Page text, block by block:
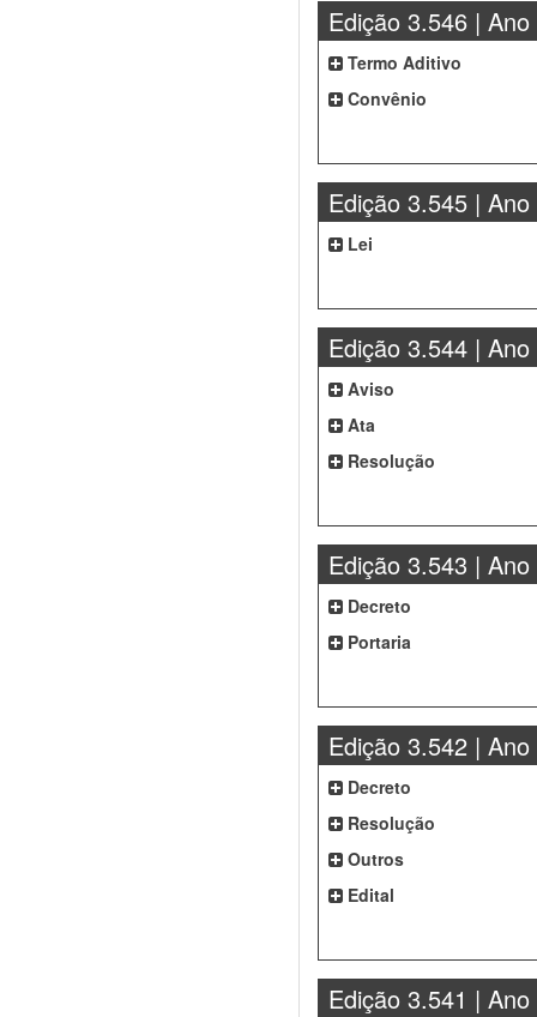
Edição 3.546 | Ano
Termo Aditivo
Convênio
Edição 3.545 | Ano
Lei
Edição 3.544 | Ano
Aviso
Ata
Resolução
Edição 3.543 | Ano
Decreto
Portaria
Edição 3.542 | Ano
Decreto
Resolução
Outros
Edital
Edição 3.541 | Ano